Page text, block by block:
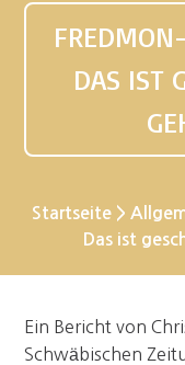
DAS IST
Startseite>
Das ist
Ein Bericht von
Schwäbischen